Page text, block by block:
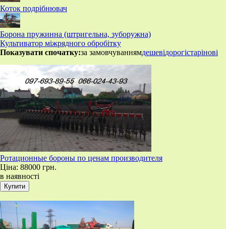
Коток подрібнювач
Борона пружинна (штригельна, зуборужна)
​Культиватор міжрядного обробітку
Показувати спочатку:за замовчуваннямдешевідорогістарінові
​Ротационные бороны по ценам производителя
Ціна: 88000 грн.
в наявності